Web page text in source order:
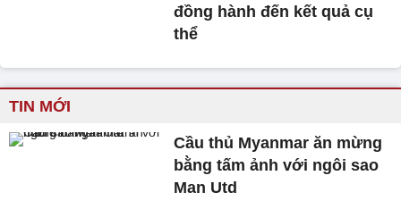
đồng hành đến kết quả cụ
thể
TIN MỚI
Cầu thủ Myanmar ăn mừng
bằng tấm ảnh với ngôi sao
Man Utd